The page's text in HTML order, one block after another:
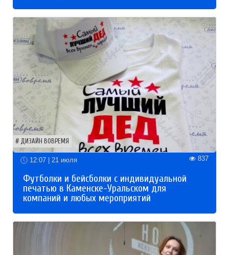
ДИЗАЙН ВОВРЕМЯ
12:07 | 21 июля 837
Футболки и бейсболки с индивидуальной
печатью в Каменске-Уральском для
компаний и любых мероприятий